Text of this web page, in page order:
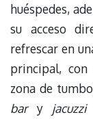
huéspedes,
su acceso
refrescar en
principal, con
zona de
bary jacuzzi